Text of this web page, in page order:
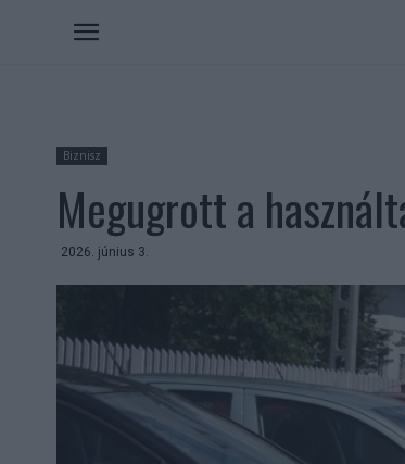
Biznisz
Megugrott a
2026. június 3.